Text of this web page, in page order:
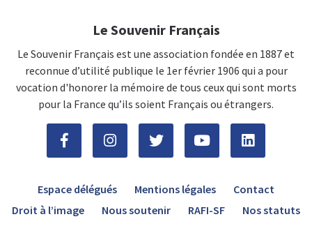
Le Souvenir Français
Le Souvenir Français est une association fondée en 1887 et
reconnue d’utilité publique le 1er février 1906 qui a pour
vocation d'honorer la mémoire de tous ceux qui sont morts
pour la France qu’ils soient Français ou étrangers.
Espace délégués Mentions légales
Contact
Droit à l’image
Nous soutenir RAFI-SF Nos statuts